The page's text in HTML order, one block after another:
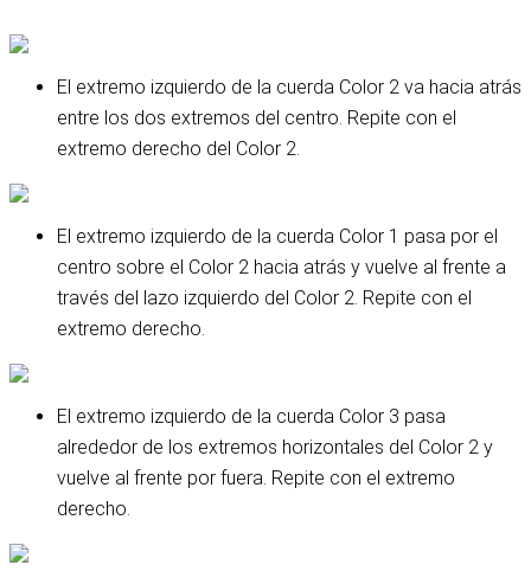
El extremo izquierdo de la cuerda Color 2 va hacia atrás
entre los dos extremos del centro. Repite con el
extremo derecho del Color 2.
El extremo izquierdo de la cuerda Color 1 pasa por el
centro sobre el Color 2 hacia atrás y vuelve al frente a
través del lazo izquierdo del Color 2. Repite con el
extremo derecho.
El extremo izquierdo de la cuerda Color 3 pasa
alrededor de los extremos horizontales del Color 2 y
vuelve al frente por fuera. Repite con el extremo
derecho.